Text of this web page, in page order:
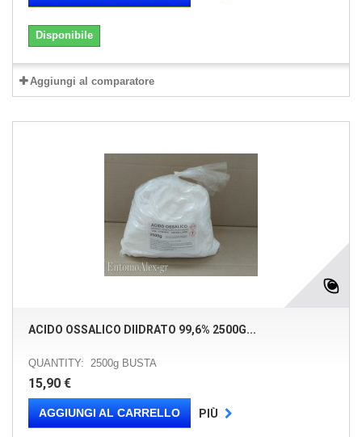
Disponibile
Aggiungi al comparatore
ACIDO OSSALICO DIIDRATO 99,6% 2500G...
QUANTITY: 2500g BUSTA
15,90 €
AGGIUNGI AL CARRELLO PIÙ